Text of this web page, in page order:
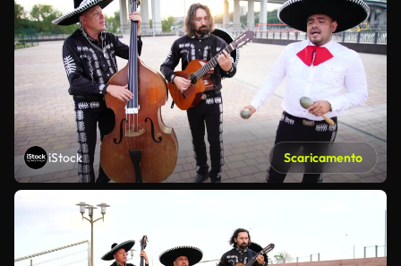
iStock Scaricamento